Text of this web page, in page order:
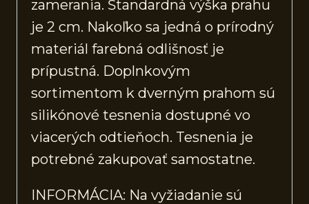
zamerania. Štandardná výška prahu
je 2 cm. Nakoľko sa jedná o prírodný
materiál farebná odlišnosť je
prípustná. Doplnkovým
sortimentom k dverným prahom sú
silikónové tesnenia dostupné vo
viacerých odtieňoch. Tesnenia je
potrebné zakupovať samostatne.
INFORMÁCIA: Na vyžiadanie sú